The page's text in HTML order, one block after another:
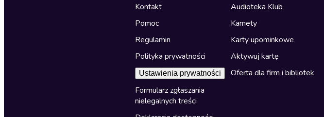
Kontakt
Pomoc
Regulamin
Polityka prywatności
Ustawienia prywatności
Formularz zgłaszania
nielegalnych treści
Audioteka Klub
Karnety
Karty upominkowe
Aktywuj kartę
Oferta dla firm i bibliotek